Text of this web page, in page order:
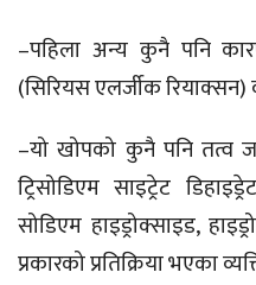
–पहिला अन्य कुनै पनि
(सिरियस एलर्जीक
–यो खोपको कुनै पनि तत्व
ट्रिसोडिएम साइट्रेट
सोडिएम हाइड्रोक्साइड,
प्रकारको प्रतिक्रिया भएका